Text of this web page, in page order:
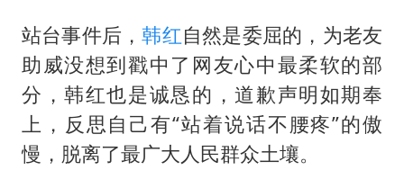
站台事件后，韩红自然是委屈的，为老友
助威没想到戳中了网友心中最柔软的部
分，韩红也是诚恳的，道歉声明如期奉
上，反思自己有“站着说话不腰疼”的傲
慢，脱离了最广大人民群众土壤。